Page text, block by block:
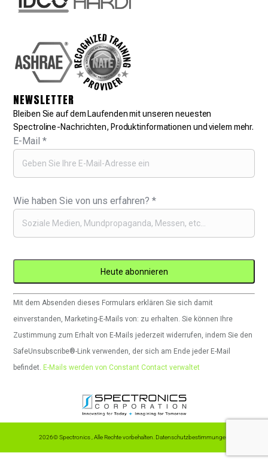
NEWSLETTER
Bleiben Sie auf dem Laufenden mit unseren neuesten
Spectroline-Nachrichten, Produktinformationen und vielem mehr.
E-Mail*
Wie haben Sie von uns erfahren?*
Constant
Contact
verwenden.
Bitte
lassen
leer.
Mit dem Absenden dieses Formulars erklären Sie sich damit
einverstanden, Marketing-E-Mails von: zu erhalten. Sie können Ihre
Zustimmung zum Erhalt von E-Mails jederzeit widerrufen, indem Sie den
SafeUnsubscribe®-Link verwenden, der sich am Ende jeder E-Mail
befindet. E-Mails werden von Constant Contact verwaltet
2026© Spectronics , Alle Rechte vorbehalten. Datenschutzbestimmungen